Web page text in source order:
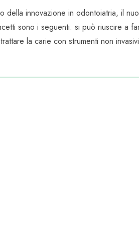
della innovazione in odontoiatria, il
sono i seguenti: si può riuscire a
la carie con strumenti non